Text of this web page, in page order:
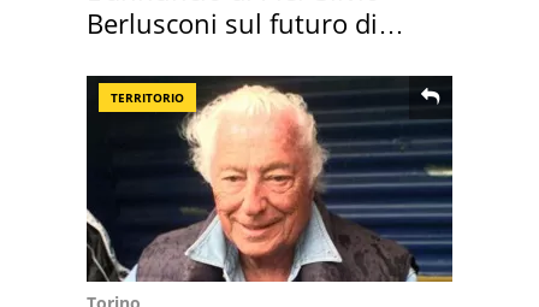
Berlusconi sul futuro di
TERRITORIO